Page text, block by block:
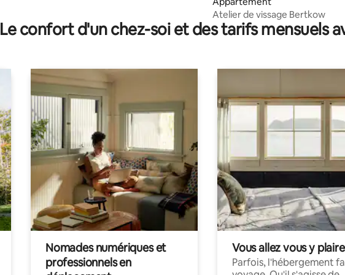
Atelier de vissage Bertkow
Le confort d'un chez-soi et des tarifs mensuels
Nomades numériques et
professionnels en
Vous allez vous y plaire
Parfois, l'hébergement